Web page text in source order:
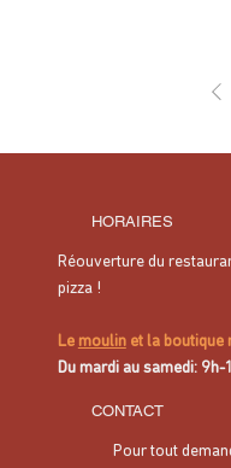
HORAIRES
Réouverture du
pizza !
Le moulinet la boutique
Du mardi au samedi:
CONTACT
Pour tout